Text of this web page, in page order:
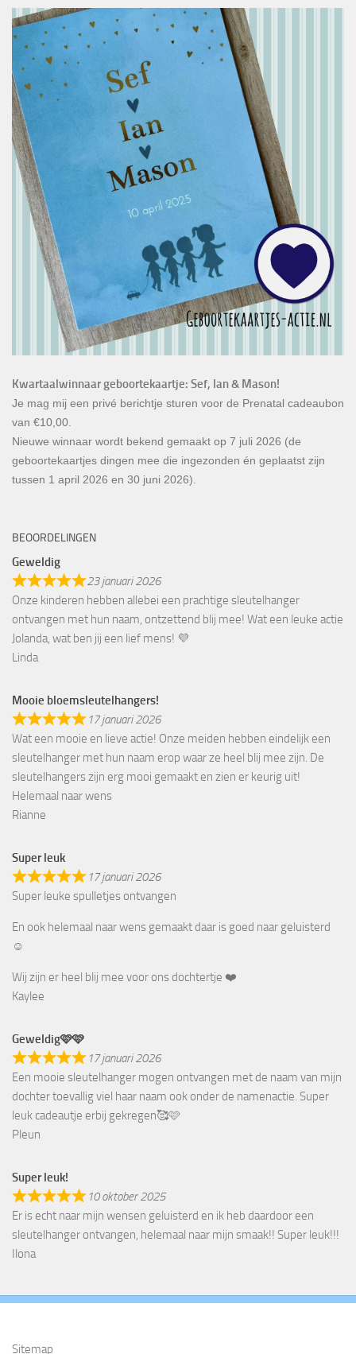
Kwartaalwinnaar geboortekaartje: Sef, Ian & Mason!
Je mag mij een privé berichtje sturen voor de Prenatal cadeaubon
van €10,00.
Nieuwe winnaar wordt bekend gemaakt op 7 juli 2026 (de
geboortekaartjes dingen mee die ingezonden én geplaatst zijn
tussen 1 april 2026 en 30 juni 2026).
BEOORDELINGEN
Geweldig
23 januari 2026
Onze kinderen hebben allebei een prachtige sleutelhanger
ontvangen met hun naam, ontzettend blij mee! Wat een leuke actie
Jolanda, wat ben jij een lief mens! 💜
Linda
Mooie bloemsleutelhangers!
17 januari 2026
Wat een mooie en lieve actie! Onze meiden hebben eindelijk een
sleutelhanger met hun naam erop waar ze heel blij mee zijn. De
sleutelhangers zijn erg mooi gemaakt en zien er keurig uit!
Helemaal naar wens
Rianne
Super leuk
17 januari 2026
Super leuke spulletjes ontvangen
En ook helemaal naar wens gemaakt daar is goed naar geluisterd
☺️
Wij zijn er heel blij mee voor ons dochtertje ❤️
Kaylee
Geweldig🩷🩷
17 januari 2026
Een mooie sleutelhanger mogen ontvangen met de naam van mijn
dochter toevallig viel haar naam ook onder de namenactie. Super
leuk cadeautje erbij gekregen🥰🩷
Pleun
Super leuk!
10 oktober 2025
Er is echt naar mijn wensen geluisterd en ik heb daardoor een
sleutelhanger ontvangen, helemaal naar mijn smaak!! Super leuk!!!
Ilona
Sitemap